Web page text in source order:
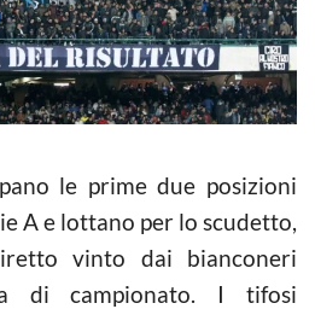
le prime due posizioni
A e lottano per lo scudetto,
vinto dai bianconeri
di campionato. I tifosi